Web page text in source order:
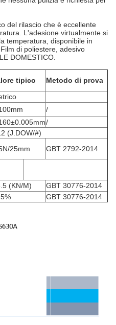
del rilascio che è eccellente
L'adesione virtualmente si
temperatura, disponibile in
di poliestere, adesivo
DOMESTICO.
tipico
Metodo di prova
/
/
(J.DOW/#)
25mm
GBT 2792-2014
(KN/M)
GBT 30776-2014
GBT 30776-2014